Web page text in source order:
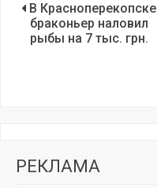
В Красноперекопске
браконьер наловил
рыбы на 7 тыс. грн.
РЕКЛАМА